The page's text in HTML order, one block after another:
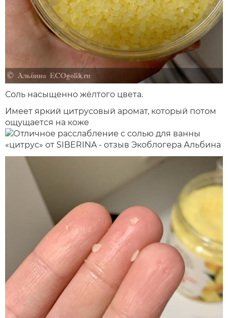
Соль насыщенно жёлтого цвета.
Имеет яркий цитрусовый аромат, который потом
ощущается на коже